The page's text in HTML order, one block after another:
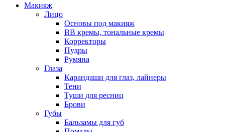
Макияж
Лицо
Основы под макияж
BB кремы, тональные кремы
Корректоры
Пудры
Румяна
Глаза
Карандаши для глаз, лайнеры
Тени
Туши для ресниц
Брови
Губы
Бальзамы для губ